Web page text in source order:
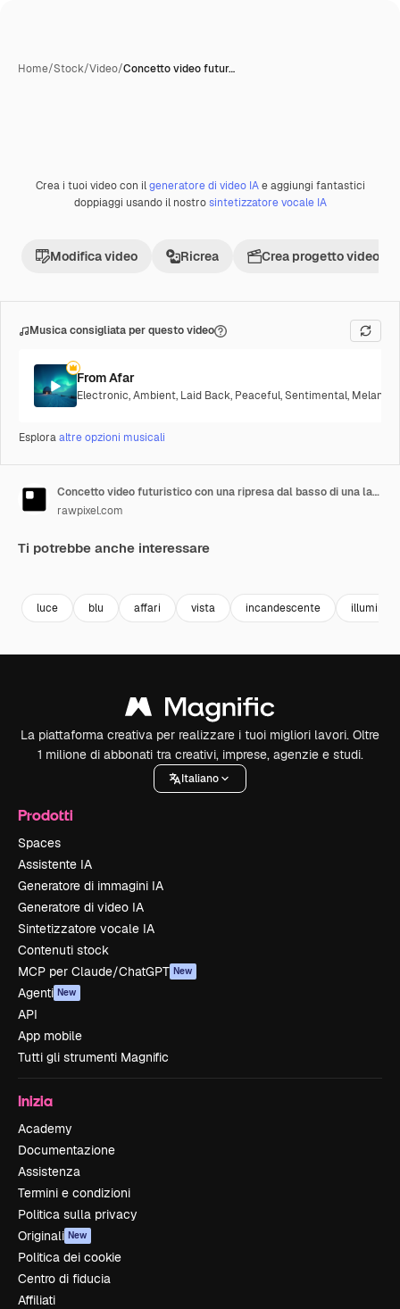
Home/Stock/Video/Concetto video futur…
PremiumCreata con IA
Crea i tuoi video con ilgeneratore di video IAe aggiungi fantastici
doppiaggi usando il nostrosintetizzatore vocale IA
Modifica video Ricrea Crea progetto video
Musica consigliata per questo video
From Afar
Electronic,Ambient, Laid Back, Peaceful,Sentimental,
Esploraaltre opzioni musicali
Concetto video futuristico con una ripresa dal basso di una lampadina luminosa in mezzo a una rete blu
rawpixel.com
Ti potrebbe anche interessare
luce blu affari vista incandescente
La piattaforma creativa per realizzare i tuoi migliori lavori. Oltre
1 milione di abbonati tra creativi, imprese, agenzie e studi.
Italiano
Prodotti
Spaces
Assistente IA
Generatore di immagini IA
Generatore di video IA
Sintetizzatore vocale IA
Contenuti stock
MCP per Claude/ChatGPT New
Agenti New
API
App mobile
Tutti gli strumenti Magnific
Inizia
Academy
Documentazione
Assistenza
Termini e condizioni
Politica sulla privacy
Originali New
Politica dei cookie
Centro di fiducia
Affiliati